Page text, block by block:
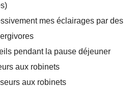
mes éclairages par des
pendant la pause déjeuner
aux robinets
aux robinets